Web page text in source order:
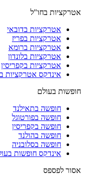
אטרקציות בחו"ל
אטרקציות בדובאי
אטרקציות בפריז
אטרקציות ברומא
אטרקציות בלונדון
אטרקציות בקפריסין
אינדקס אטרקציות
חופשות בעולם
חופשה בתאילנד
חופשה בפורטוגל
חופשה בקפריסין
חופשה בהולנד
חופשה בסלובניה
אינדקס חופשות
אסור לפספס